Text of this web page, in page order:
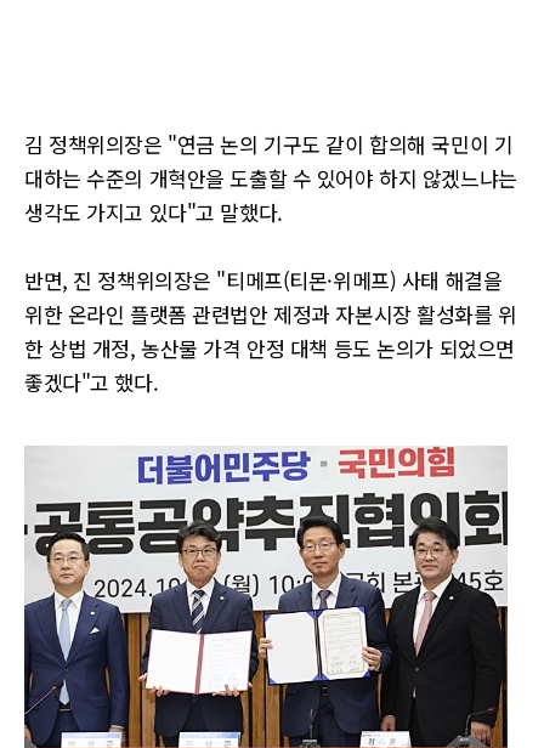
김 정책위의장은 "연금 논의 기구도 같이 합의해 국민이 기
대하는 수준의 개혁안을 도출할 수 있어야 하지 않겠느냐는
생각도 가지고 있다"고 말했다.
반면, 진 정책위의장은 "티메프(티몬·위메프) 사태 해결을
위한 온라인 플랫폼 관련법안 제정과 자본시장 활성화를 위
한 상법 개정, 농산물 가격 안정 대책 등도 논의가 되었으면
좋겠다"고 했다.